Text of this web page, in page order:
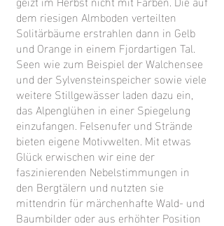
dem riesigen Almboden verteilten
Solitärbäume erstrahlen dann in Gelb
und Orange in einem Fjordartigen Tal.
Seen wie zum Beispiel der Walchensee
und der Sylvensteinspeicher sowie viele
weitere Stillgewässer laden dazu ein,
das Alpenglühen in einer Spiegelung
einzufangen. Felsenufer und Strände
bieten eigene Motivwelten. Mit etwas
Glück erwischen wir eine der
faszinierenden Nebelstimmungen in
den Bergtälern und nutzten sie
mittendrin für märchenhafte Wald- und
Baumbilder oder aus erhöhter Position